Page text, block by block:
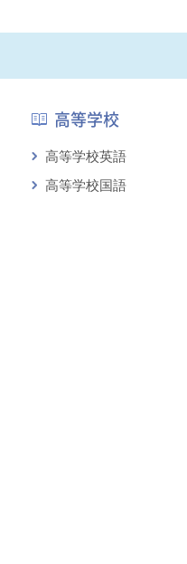
高等学校
高等学校英語
高等学校国語